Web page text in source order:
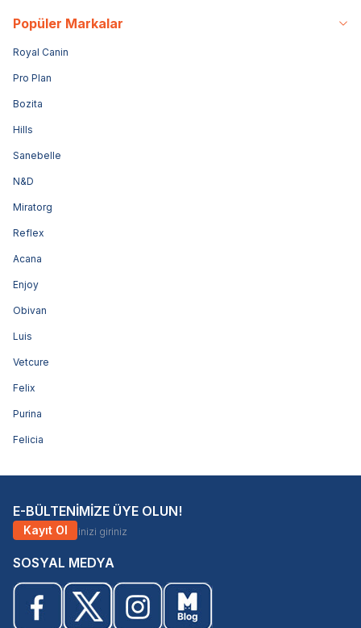
Popüler Markalar
Royal Canin
Pro Plan
Bozita
Hills
Sanebelle
N&D
Miratorg
Reflex
Acana
Enjoy
Obivan
Luis
Vetcure
Felix
Purina
Felicia
E-BÜLTENİMİZE ÜYE OLUN!
Kayıt Ol
SOSYAL MEDYA